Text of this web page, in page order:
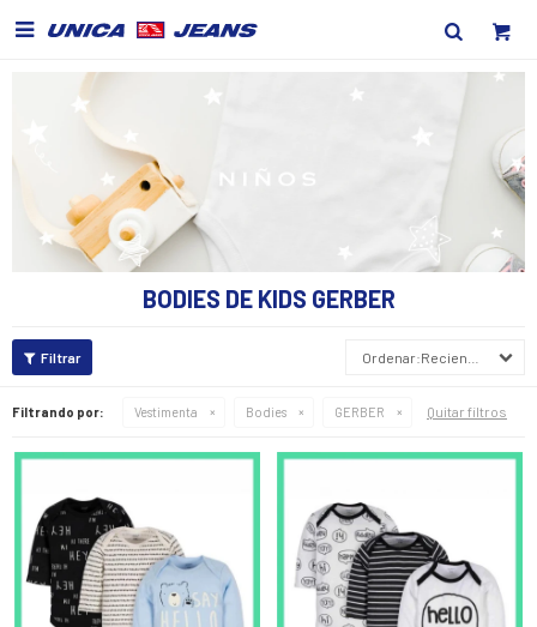

BODIES DE KIDS GERBER
Recientes
Filtrando por: Vestimenta Bodies GERBER Quitar filtros